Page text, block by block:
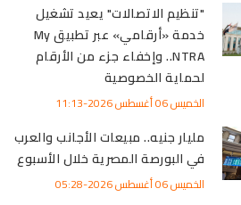
"تنظيم الاتصالات" يعيد تشغيل
خدمة «أرقامي» عبر تطبيق My
NTRA.. وإخفاء جزء من الأرقام
لحماية الخصوصية
الخميس 06 أغسطس 2026-11:13
مليار جنيه.. مبيعات الأجانب والعرب
في البورصة المصرية خلال الأسبوع
الخميس 06 أغسطس 2026-05:28